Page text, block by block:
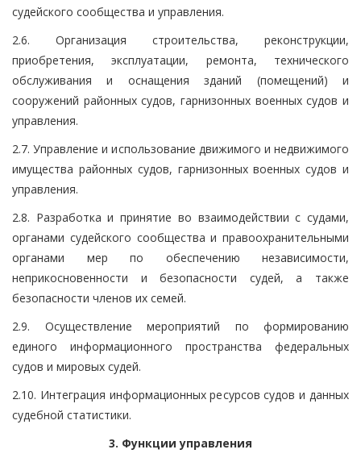
судейского сообщества и управления.
2.6. Организация строительства, реконструкции,
приобретения, эксплуатации, ремонта, технического
обслуживания и оснащения зданий (помещений) и
сооружений районных судов, гарнизонных военных судов и
управления.
2.7. Управление и использование движимого и недвижимого
имущества районных судов, гарнизонных военных судов и
управления.
2.8. Разработка и принятие во взаимодействии с судами,
органами судейского сообщества и правоохранительными
органами мер по обеспечению независимости,
неприкосновенности и безопасности судей, а также
безопасности членов их семей.
2.9. Осуществление мероприятий по формированию
единого информационного пространства федеральных
судов и мировых судей.
2.10. Интеграция информационных ресурсов судов и данных
судебной статистики.
3. Функции управления